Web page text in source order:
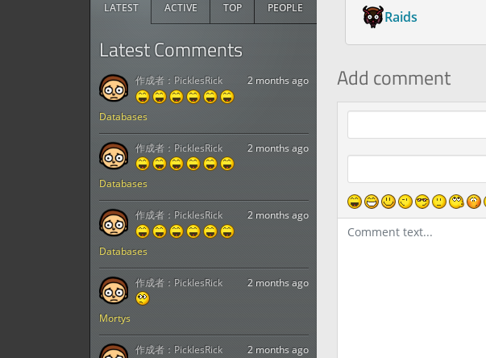
LATEST ACTIVE TOP PEOPLE
Latest Comments
Databases
2 months ago
作成者： PicklesRick
Databases
2 months ago
作成者： PicklesRick
Databases
2 months ago
作成者： PicklesRick
Mortys
2 months ago
作成者： PicklesRick
2 months ago
作成者： PicklesRick
Raids
Add comment
Comment text